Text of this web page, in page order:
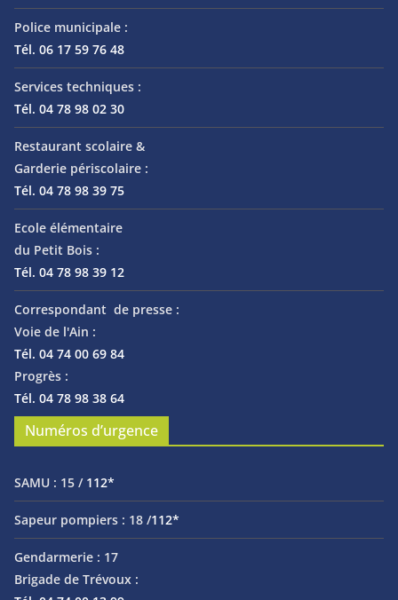
Police municipale :
Tél. 06 17 59 76 48
Services techniques :
Tél. 04 78 98 02 30
Restaurant scolaire &
Garderie périscolaire :
Tél. 04 78 98 39 75
Ecole élémentaire
du Petit Bois :
Tél. 04 78 98 39 12
Correspondant de presse :
Voie de l'Ain :
Tél. 04 74 00 69 84
Progrès :
Tél. 04 78 98 38 64
Numéros d’urgence
SAMU : 15 / 112*
Sapeur pompiers : 18 /112*
Gendarmerie : 17
Brigade de Trévoux :